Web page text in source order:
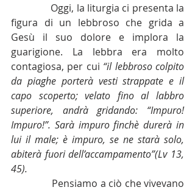
Oggi, la liturgia ci presenta la
figura di un lebbroso che grida a
Gesù il suo dolore e implora la
guarigione. La lebbra era molto
contagiosa, per cui “il lebbroso colpito
da piaghe porterà vesti strappate e il
capo scoperto; velato fino al labbro
superiore, andrà gridando: “Impuro!
Impuro!”. Sarà impuro finchè durerà in
lui il male; è impuro, se ne starà solo,
abiterà fuori dell’accampamento”(Lv 13,
45).